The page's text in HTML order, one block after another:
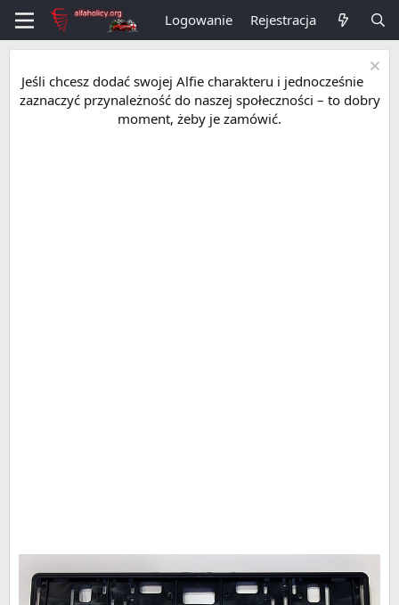
Logowanie Rejestracja
Jeśli chcesz dodać swojej Alfie charakteru i jednocześnie
zaznaczyć przynależność do naszej społeczności – to dobry
moment, żeby je zamówić.